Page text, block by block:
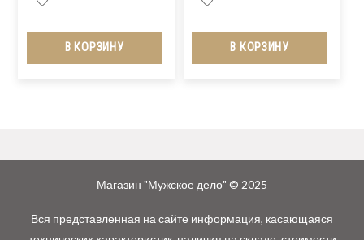
В КОРЗИНУ В КОРЗИНУ
Магазин "Мужское дело" © 2025
Вся представленная на сайте информация, касающаяся